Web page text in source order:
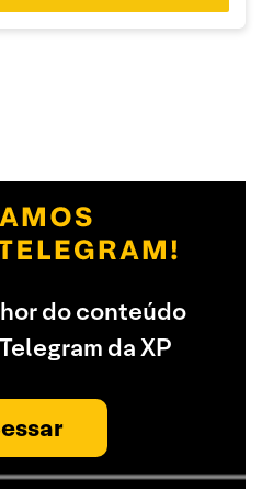
do conteúdo
da XP